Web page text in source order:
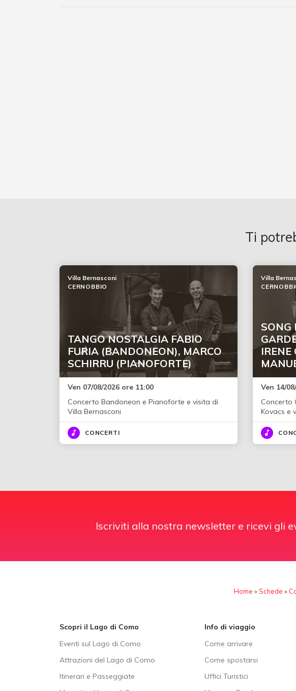
Ti
TANGO NOSTALGIA FABIO
FURIA (BANDONEON), MARCO
SCHIRRU (PIANOFORTE)
Villa Bernasconi
CERNOBBIO
Ven 07/08/2026 ore 11:00
Concerto Bandoneon e Pianoforte e visita di
Villa Bernasconi
CONCERTI
SONG
IRENE
Villa
Ven 14/
Concerto
Kovacs e
Iscriviti alla nostra newsletter e ricevi gli
Home »Schede »
Scopri il Lago di Como
Eventi sul Lago di Como
Attrazioni del Lago di Como
Itinerari e Passeggiate
Info di viaggio
Come arrivare
Come spostarsi
Uffici Turistici